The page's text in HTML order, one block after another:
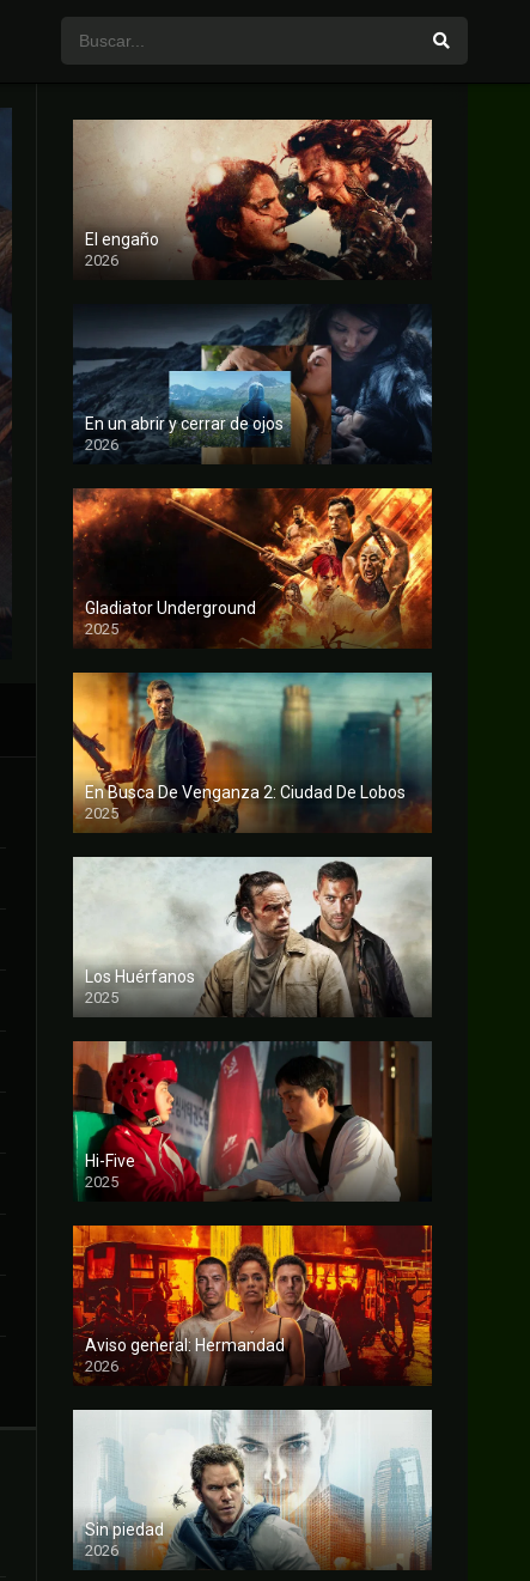
El engaño
2026
FULL HD
En un abrir y cerrar de ojos
2026
FULL HD
Gladiator Underground
2025
FULL HD
En Busca De Venganza 2: Ciudad De Lobos
2025
FULL HD
Los Huérfanos
2025
FULL HD
Hi-Five
2025
FULL HD
Aviso general: Hermandad
2026
FULL HD
Sin piedad
2026
FULL HD